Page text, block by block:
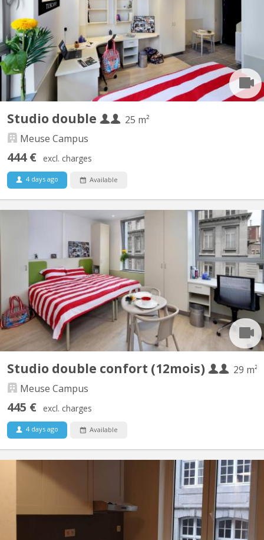
renovated building, just 100 meters from the Guillemins train
station. Characteristics: Kots: Single room; kitchenette, shower
room and toilet shared with two other...
Studio double
25 m²
Meuse Campus
444 € excl. charges
4 days ago Available
KL 9397
Studio DOUBLE de 25m² dans une résidence-services pour
étudiants inaugurée en septembre 2013. La résidence "Meuse
Campus" est située en plein cœur de Liège (face à l'ULiège) et
compte 235 studios single, double et twin. CONTRAT 12 MOIS
UNIQUEMENT !!! Attention !!! Pour une plus courte durée ...
Studio double confort (12mois)
29 m²
Meuse Campus
445 € excl. charges
4 days ago Available
KL 4508
Studio DOUBLE de 29 m² dans une résidence-services pour
étudiants inaugurée en septembre 2013. La résidence "Meuse
Campus" est située en plein cœur de Liège (face à l'ULiège) et
compte 235 studios single, double et twin. CONTRAT 12 MOIS
UNIQUEMENT !!! Attention !!! Pour une plus courte durée ...